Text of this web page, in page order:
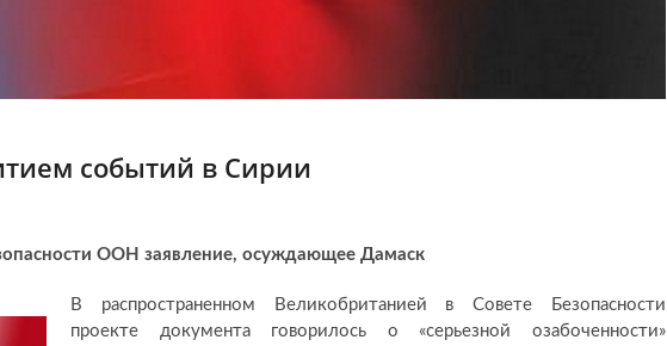
событий в Сирии
ООН заявление, осуждающее Дамаск
В распространенном Великобританией в Совете Безопасности
проекте документа говорилось о «серьезной озабоченности»